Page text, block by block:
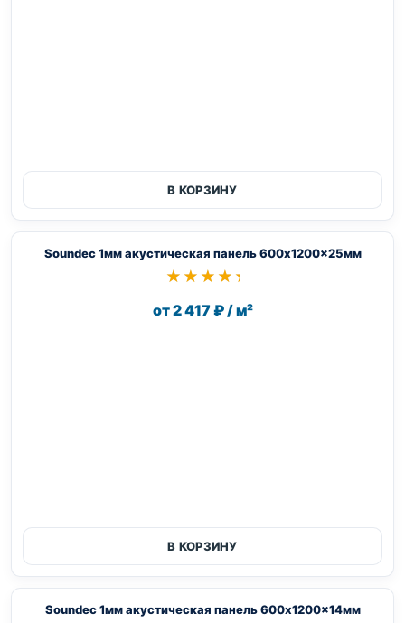
В КОРЗИНУ
Soundec 1мм акустическая панель 600x1200x25мм
★★★★★
★★★★★
от 2 417 ₽ / м²
В КОРЗИНУ
Soundec 1мм акустическая панель 600x1200x14мм